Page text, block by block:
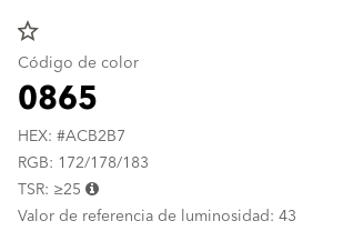
star_border
Código de color
0865
HEX: #ACB2B7
RGB: 172/178/183
TSR: ≥25
Valor de referencia de luminosidad: 43